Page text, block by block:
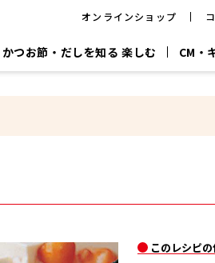
オンラインショップ
かつお節・だしを知る 楽しむ CM・
このレシピ